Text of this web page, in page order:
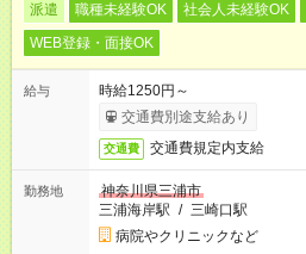
派遣 職種未経験OK 社会人未経験OK
WEB登録・面接OK
給与
時給1250円～
交通費別途支給あり
交通費 交通費規定内支給
勤務地
神奈川県三浦市
三浦海岸駅 / 三崎口駅
病院やクリニックなど